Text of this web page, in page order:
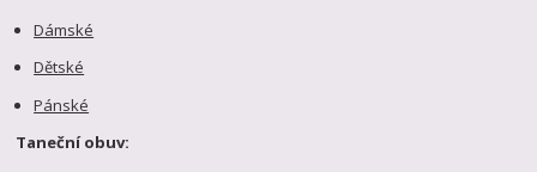
Dámské
Dětské
Pánské
Taneční obuv: